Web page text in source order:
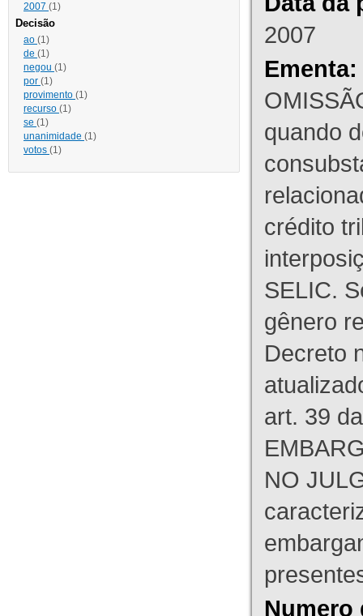
2007 (1)
Decisão
ao (1)
de (1)
negou (1)
por (1)
provimento (1)
recurso (1)
se (1)
unanimidade (1)
votos (1)
2007
Ementa:
quando
crédito
SELIC.
gênero
Decreto
art. 39
NO
Numero